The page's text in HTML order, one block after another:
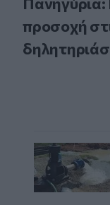
προσοχή